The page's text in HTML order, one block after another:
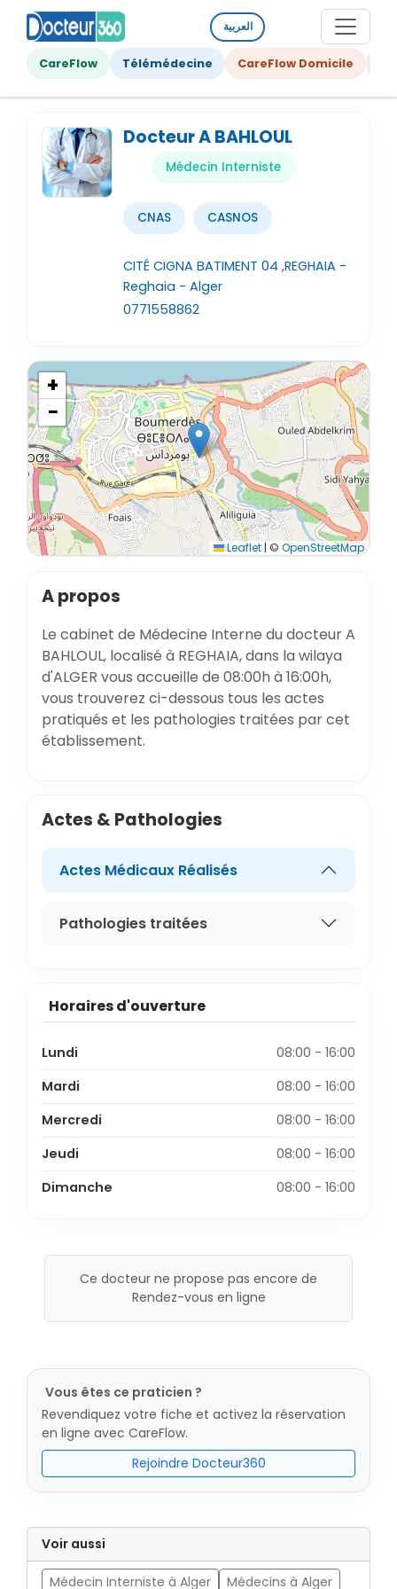
العربية
CareFlow Télémédecine CareFlow Domicile
Docteur A BAHLOUL
Médecin Interniste
CNAS CASNOS
CITÉ CIGNA BATIMENT 04 ,REGHAIA -
Reghaia - Alger
0771558862
+
−
Leaflet | © OpenStreetMap
A propos
Le cabinet de Médecine Interne du docteur A
BAHLOUL, localisé à REGHAIA, dans la wilaya
d'ALGER vous accueille de 08:00h à 16:00h,
vous trouverez ci-dessous tous les actes
pratiqués et les pathologies traitées par cet
établissement.
Actes & Pathologies
Actes Médicaux Réalisés
Pathologies traitées
Horaires d'ouverture
Lundi
08:00 - 16:00
Mardi
08:00 - 16:00
Mercredi
08:00 - 16:00
Jeudi
08:00 - 16:00
Dimanche
08:00 - 16:00
Ce docteur ne propose pas encore de
Rendez-vous en ligne
Vous êtes ce praticien ?
Revendiquez votre fiche et activez la réservation
en ligne avec CareFlow.
Rejoindre Docteur360
Voir aussi
Médecin Interniste à Alger Médecins à Alger